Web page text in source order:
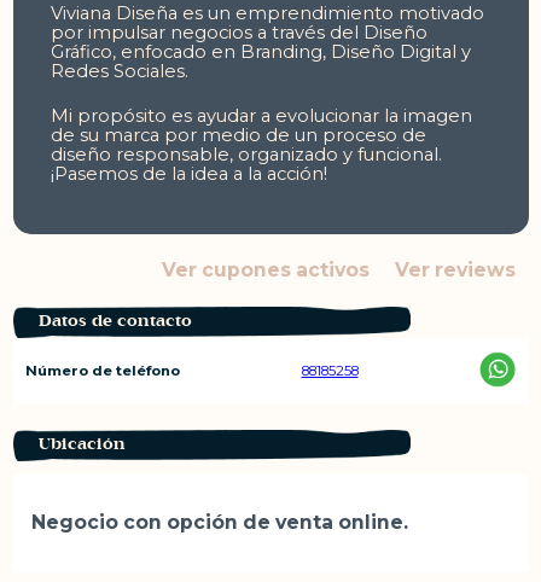
Viviana Diseña es un emprendimiento motivado
por impulsar negocios a través del Diseño
Gráfico, enfocado en Branding, Diseño Digital y
Redes Sociales.
Mi propósito es ayudar a evolucionar la imagen
de su marca por medio de un proceso de
diseño responsable, organizado y funcional.
¡Pasemos de la idea a la acción!
Ver cupones activos Ver reviews
Datos de contacto
Número de teléfono 88185258
Ubicación
Negocio con opción de venta online.